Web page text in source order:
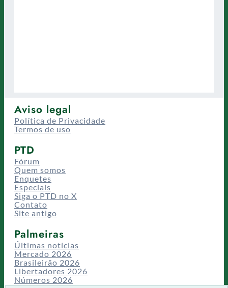
Aviso legal
Política de Privacidade
Termos de uso
PTD
Fórum
Quem somos
Enquetes
Especiais
Siga o PTD no X
Contato
Site antigo
Palmeiras
Últimas notícias
Mercado 2026
Brasileirão 2026
Libertadores 2026
Números 2026